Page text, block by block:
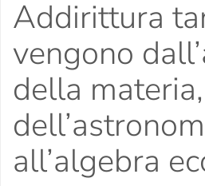
Addirittura
vengono
della materia,
all’algebra